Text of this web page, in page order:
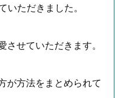
ただきました。
せていただきます。
が方法をまとめられて